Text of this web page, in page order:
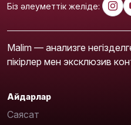
Біз әлеуметтік желіде:
Malim — анализге
пікірлер мен эксклюзив
Айдарлар
Саясат